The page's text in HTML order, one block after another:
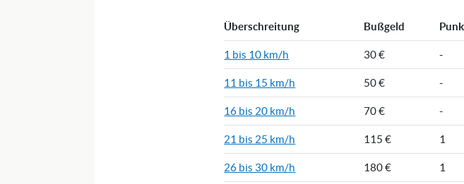
Überschreitung Bußgeld
1 bis 10 km/h 30 € -
11 bis 15 km/h 50 € -
16 bis 20 km/h 70 € -
21 bis 25 km/h 115 € 1
26 bis 30 km/h 180 € 1